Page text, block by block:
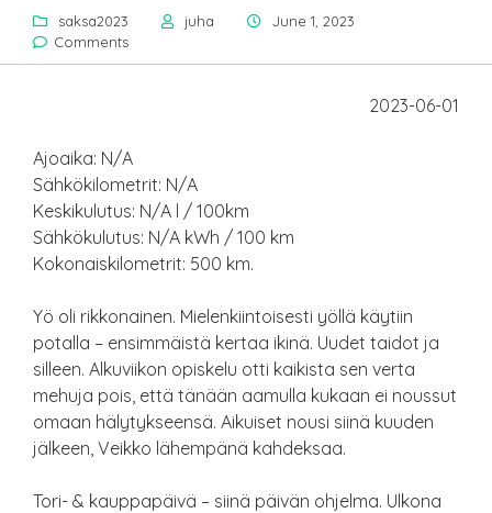
saksa2023 juha
June 1, 2023
Comments
2023-06-01
Ajoaika: N/A
Sähkökilometrit: N/A
Keskikulutus: N/A l / 100km
Sähkökulutus: N/A kWh / 100 km
Kokonaiskilometrit: 500 km.
Yö oli rikkonainen. Mielenkiintoisesti yöllä käytiin
potalla – ensimmäistä kertaa ikinä. Uudet taidot ja
silleen. Alkuviikon opiskelu otti kaikista sen verta
mehuja pois, että tänään aamulla kukaan ei noussut
omaan hälytykseensä. Aikuiset nousi siinä kuuden
jälkeen, Veikko lähempänä kahdeksaa.
Tori- & kauppapäivä – siinä päivän ohjelma. Ulkona